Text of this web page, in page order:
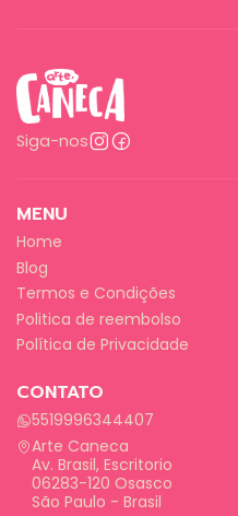
Siga-nos
MENU
Home
Blog
Termos e Condições
Politica de reembolso
Política de Privacidade
CONTATO
5519996344407
Arte Caneca
Av. Brasil, Escritorio
06283-120 Osasco
São Paulo - Brasil